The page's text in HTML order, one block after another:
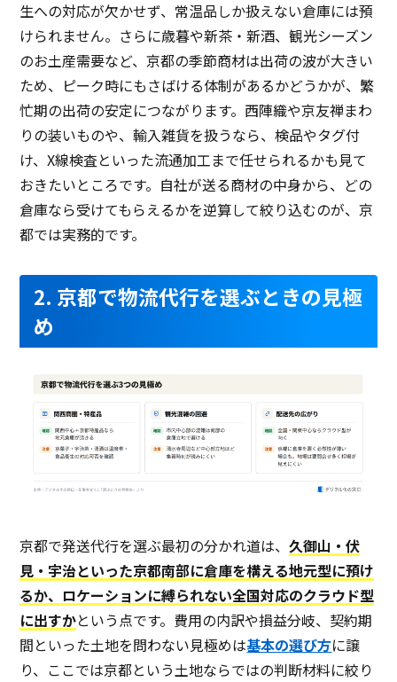
生への対応が欠かせず、常温品しか扱えない倉庫には預
けられません。さらに歳暮や新茶・新酒、観光シーズン
のお土産需要など、京都の季節商材は出荷の波が大きい
ため、ピーク時にもさばける体制があるかどうかが、繁
忙期の出荷の安定につながります。西陣織や京友禅まわ
りの装いものや、輸入雑貨を扱うなら、検品やタグ付
け、X線検査といった流通加工まで任せられるかも見て
おきたいところです。自社が送る商材の中身から、どの
倉庫なら受けてもらえるかを逆算して絞り込むのが、京
都では実務的です。
2. 京都で物流代行を選ぶときの見極
め
京都で発送代行を選ぶ最初の分かれ道は、久御山・伏
見・宇治といった京都南部に倉庫を構える地元型に預け
るか、ロケーションに縛られない全国対応のクラウド型
に出すかという点です。費用の内訳や損益分岐、契約期
間といった土地を問わない見極めは基本の選び方に譲
り、ここでは京都という土地ならではの判断材料に絞り